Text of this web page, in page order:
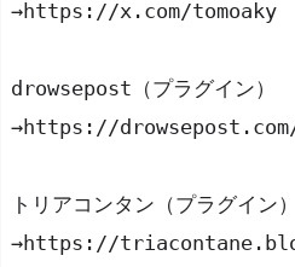
→https://x.com/tomoaky
drowsepost（プラグイン）
→https://
トリアコンタン（プラグイン）
→https://